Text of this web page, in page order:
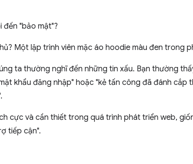
đến "bảo mật"?
Một lập trình viên mặc áo hoodie màu đen trong
ta thường nghĩ đến những tin xấu. Bạn thường
khẩu đăng nhập" hoặc "kẻ tấn công đã đánh cắp
cực và cần thiết trong quá trình phát triển web,
tiếp cận".